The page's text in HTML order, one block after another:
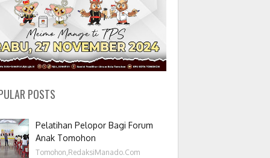
POSTS
Pelatihan Pelopor Bagi Forum
Anak Tomohon
Tomohon,RedaksiManado.Com